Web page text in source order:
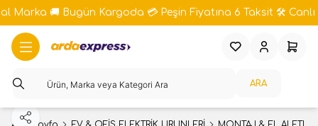
Marka 🚚 Bugün Kargoda 💳 Peşin Fiyatına 6 Taksit 🛠️ Canlı
ARA
FavorilerimHesabım
Paylaş